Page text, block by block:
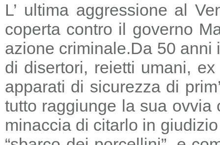
L’ ultima aggressione al
coperta contro il governo
azione criminale.Da 50 anni
di disertori, reietti umani,
apparati di sicurezza di
tutto raggiunge la sua
minaccia di citarlo in